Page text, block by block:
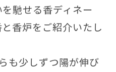
馳せる香ディネー
香炉をご紹介いたし
も少しずつ陽が伸び